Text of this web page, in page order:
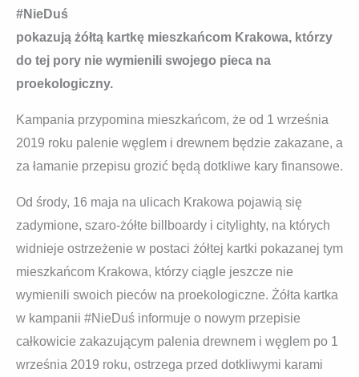
#NieDuś
pokazują żółtą kartkę mieszkańcom Krakowa, którzy
do tej pory nie wymienili swojego pieca na
proekologiczny.
Kampania przypomina mieszkańcom, że od 1 września
2019 roku palenie węglem i drewnem będzie zakazane, a
za łamanie przepisu grozić będą dotkliwe kary finansowe.
Od środy, 16 maja na ulicach Krakowa pojawią się
zadymione, szaro-żółte billboardy i citylighty, na których
widnieje ostrzeżenie w postaci żółtej kartki pokazanej tym
mieszkańcom Krakowa, którzy ciągle jeszcze nie
wymienili swoich pieców na proekologiczne. Żółta kartka
w kampanii #NieDuś informuje o nowym przepisie
całkowicie zakazującym palenia drewnem i węglem po 1
września 2019 roku, ostrzega przed dotkliwymi karami